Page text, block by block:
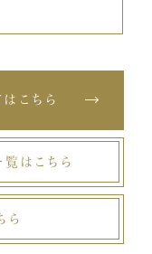
こちら
はこちら
ら